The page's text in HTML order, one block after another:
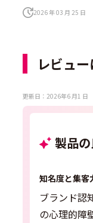
2026 年 03 月 25 日
レビュ
更新日：2026年6 月1 日
製品
知名度と集客
ブランド認
の心理的障